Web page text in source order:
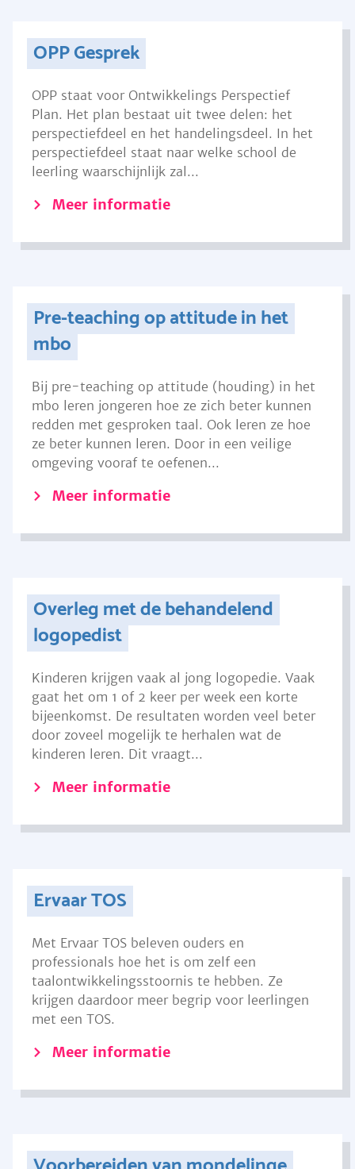
OPP Gesprek
OPP staat voor Ontwikkelings Perspectief
Plan. Het plan bestaat uit twee delen: het
perspectiefdeel en het handelingsdeel. In het
perspectiefdeel staat naar welke school de
leerling waarschijnlijk zal...
Meer informatie
Pre-teaching op attitude in het
mbo
Bij pre-teaching op attitude (houding) in het
mbo leren jongeren hoe ze zich beter kunnen
redden met gesproken taal. Ook leren ze hoe
ze beter kunnen leren. Door in een veilige
omgeving vooraf te oefenen...
Meer informatie
Overleg met de behandelend
logopedist
Kinderen krijgen vaak al jong logopedie. Vaak
gaat het om 1 of 2 keer per week een korte
bijeenkomst. De resultaten worden veel beter
door zoveel mogelijk te herhalen wat de
kinderen leren. Dit vraagt...
Meer informatie
Ervaar TOS
Met Ervaar TOS beleven ouders en
professionals hoe het is om zelf een
taalontwikkelingsstoornis te hebben. Ze
krijgen daardoor meer begrip voor leerlingen
met een TOS.
Meer informatie